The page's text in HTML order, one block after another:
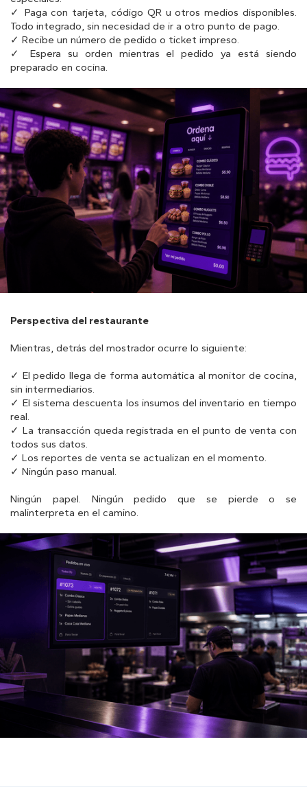
✓ Paga con tarjeta, código QR u otros medios disponibles.
Todo integrado, sin necesidad de ir a otro punto de pago.
✓ Recibe un número de pedido o ticket impreso.
✓ Espera su orden mientras el pedido ya está siendo
preparado en cocina.
Perspectiva del restaurante
Mientras, detrás del mostrador ocurre lo siguiente:
✓ El pedido llega de forma automática al monitor de cocina,
sin intermediarios.
✓ El sistema descuenta los insumos del inventario en tiempo
real.
✓ La transacción queda registrada en el punto de venta con
todos sus datos.
✓ Los reportes de venta se actualizan en el momento.
✓ Ningún paso manual.
Ningún papel. Ningún pedido que se pierde o se
malinterpreta en el camino.